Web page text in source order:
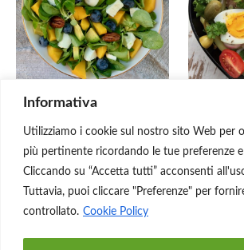
Informativa
Utilizziamo i cookie sul nostro sito Web per
più pertinente ricordando le tue preferenze
Cliccando su “Accetta tutti” acconsenti
Tuttavia, puoi cliccare "Preferenze" per
controllato. Cookie Policy
Insalata con mango,